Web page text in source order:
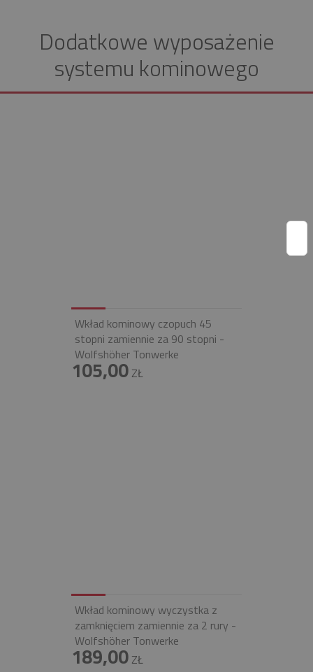
Dodatkowe wyposażenie
systemu kominowego
Wkład kominowy czopuch 45
stopni zamiennie za 90 stopni -
Wolfshöher Tonwerke
105,00ZŁ
Wkład kominowy wyczystka z
zamknięciem zamiennie za 2 rury -
Wolfshöher Tonwerke
189,00ZŁ